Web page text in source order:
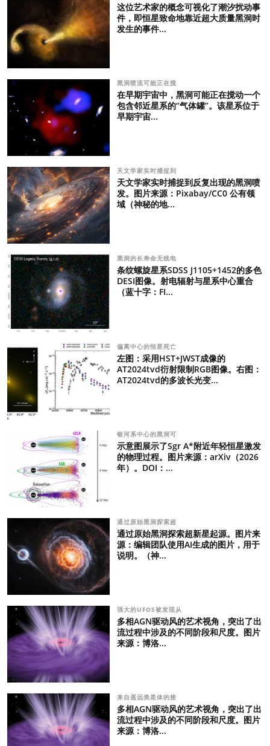
这位艺术家的概念可视化了潮汐扰动事
件，即恒星致命地靠近超大质量黑洞时
发生的事件...
黑洞喷流可能正在搅
在早期宇宙中，黑洞可能正在搅动一个
包含邻近星系的“气体罐”。该星系位于
早期宇宙...
天文学家实时捕捉到
天文学家实时捕捉到反复出现的黑洞喷
发。图片来源：Pixabay/CC0 公有领
域（神秘的地...
黑洞的长寿命无线电
条纹螺旋星系SDSS J1105+1452的多色
DESI图像。射电辐射与星系中心重合
（蓝十字：FI...
偏离中心的恒星死亡
左图：采用HST+JWST成像的
AT2024tvd衍射限制RGB图像。右图：
AT2024tvd的多波长光变...
银河系中心的黑洞可
示意图展示了Sgr A*附近年轻恒星激发
的物理过程。图片来源：arXiv（2026
年）。DOI：...
通过原始黑洞探索超
通过原始黑洞探索超新星起源。图片来
源：编辑团队使用AI生成的图片，用于
说明。（神...
强大的UFOS被发现从
多相AGN驱动风的艺术视角，突出了出
流过程中涉及的不同阶段和尺度。图片
来源：博洛...
来自遥远类星体的接
多相AGN驱动风的艺术视角，突出了出
流过程中涉及的不同阶段和尺度。图片
来源：博洛...